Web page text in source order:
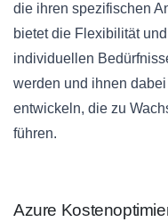
die ihren spezifischen
bietet die Flexibilität
individuellen
werden und ihnen
entwickeln, die zu
führen.
Azure